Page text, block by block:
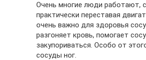
Очень многие люди работают,
практически переставая
очень важно для здоровья
разгоняет кровь, помогает
закупориваться. Особо от
сосуды ног.